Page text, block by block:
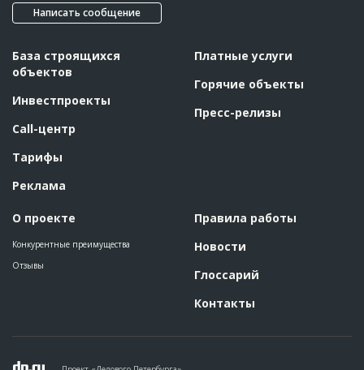
Написать сообщение
База строящихся
объектов
Инвестпроекты
Call-центр
Тарифы
Реклама
О проекте
Конкурентные преимущества
Отзывы
Платные услуги
Горячие объекты
Пресс-релизы
Правила работы
Новости
Глоссарий
Контакты